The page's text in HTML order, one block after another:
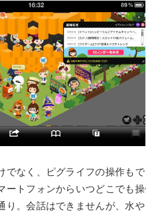
でなく、ピグライフの操作も
ートフォンからいつどこでも
り。会話はできませんが、水